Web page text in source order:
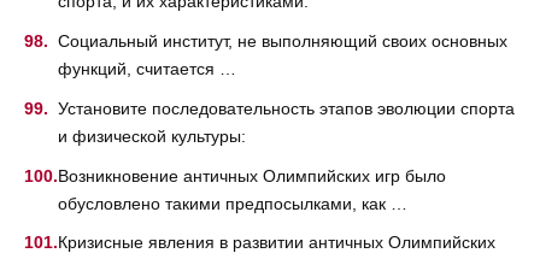
Социальный институт, не выполняющий своих основных
функций, считается …
Установите последовательность этапов эволюции спорта
и физической культуры:
Возникновение античных Олимпийских игр было
обусловлено такими предпосылками, как …
Кризисные явления в развитии античных Олимпийских